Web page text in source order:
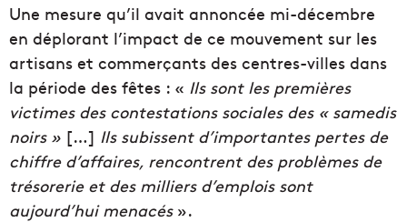
Une mesure qu’il avait annoncée mi-décembre
en déplorant l’impact de ce mouvement sur les
artisans et commerçants des centres-villes dans
la période des fêtes : « Ils sont les premières
victimes des contestations sociales des « samedis
noirs » […] Ils subissent d’importantes pertes de
chiffre d’affaires, rencontrent des problèmes de
trésorerie et des milliers d’emplois sont
aujourd’hui menacés».